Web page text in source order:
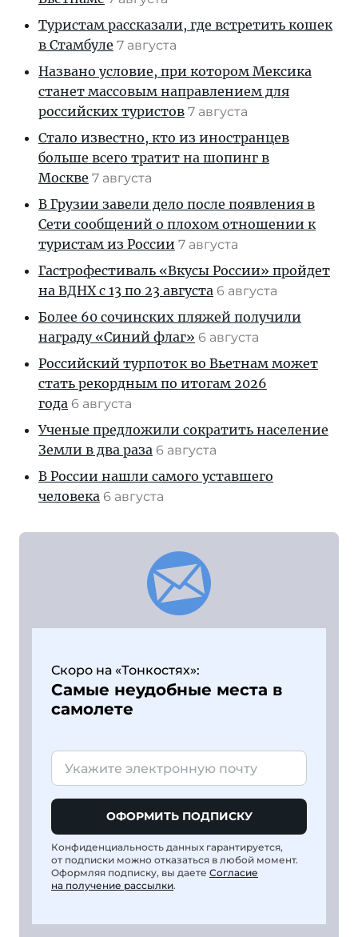
Туристам рассказали, где встретить кошек
в Стамбуле 7 августа
Названо условие, при котором Мексика
станет массовым направлением для
российских туристов 7 августа
Стало известно, кто из иностранцев
больше всего тратит на шопинг в
Москве 7 августа
В Грузии завели дело после появления в
Сети сообщений о плохом отношении к
туристам из России 7 августа
Гастрофестиваль «Вкусы России» пройдет
на ВДНХ с 13 по 23 августа 6 августа
Более 60 сочинских пляжей получили
награду «Синий флаг» 6 августа
Российский турпоток во Вьетнам может
стать рекордным по итогам 2026
года 6 августа
Ученые предложили сократить население
Земли в два раза 6 августа
В России нашли самого уставшего
человека 6 августа
Скоро на «Тонкостях»:
Самые неудобные места в
самолете
ОФОРМИТЬ ПОДПИСКУ
Конфиденциальность данных гарантируется,
от подписки можно отказаться в любой момент.
Оформляя подписку, вы даете Согласие
на получение рассылки.